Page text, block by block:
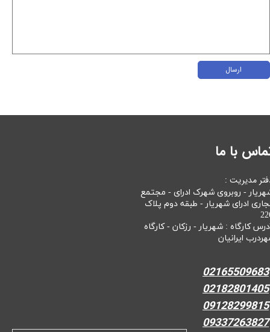
ارسال
با ما
مدیریت :
- روبروی شهرک ادرای - مجتمع
ادرای شهریار - طبقه دوم پلاک
کارگاه : شهریار - رزکان - کارگاه
ایرانیان
02165509683
02182801405
09128299815
09337263827